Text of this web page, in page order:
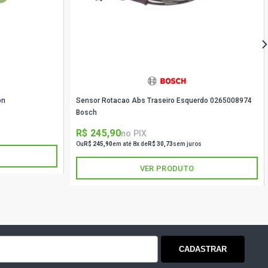
Sensor Rotacao Abs Traseiro Esquerdo 0265008974
Bosch
R$ 245,90no PIX
Ou R$ 245,90em até 8x deR$ 30,73sem juros
VER PRODUTO
CADASTRAR